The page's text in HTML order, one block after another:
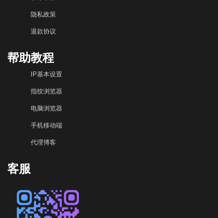
隐私政策
退款协议
帮助教程
IP基本设置
指纹浏览器
电脑浏览器
手机移动端
代理博客
客服